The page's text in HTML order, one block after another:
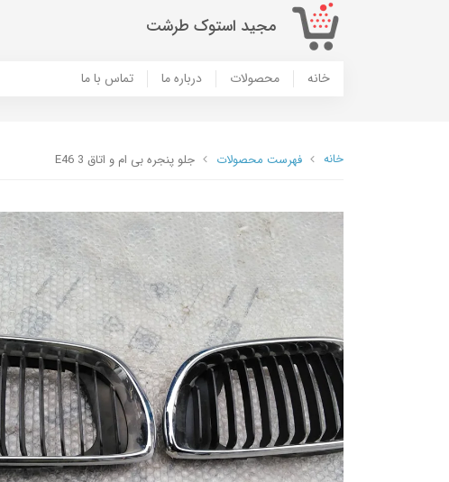
مجید استوک طرشت
خانه محصولات درباره ما تماس با ما
خانه فهرست محصولات جلو پنجره بی ام و اتاق 3 E46